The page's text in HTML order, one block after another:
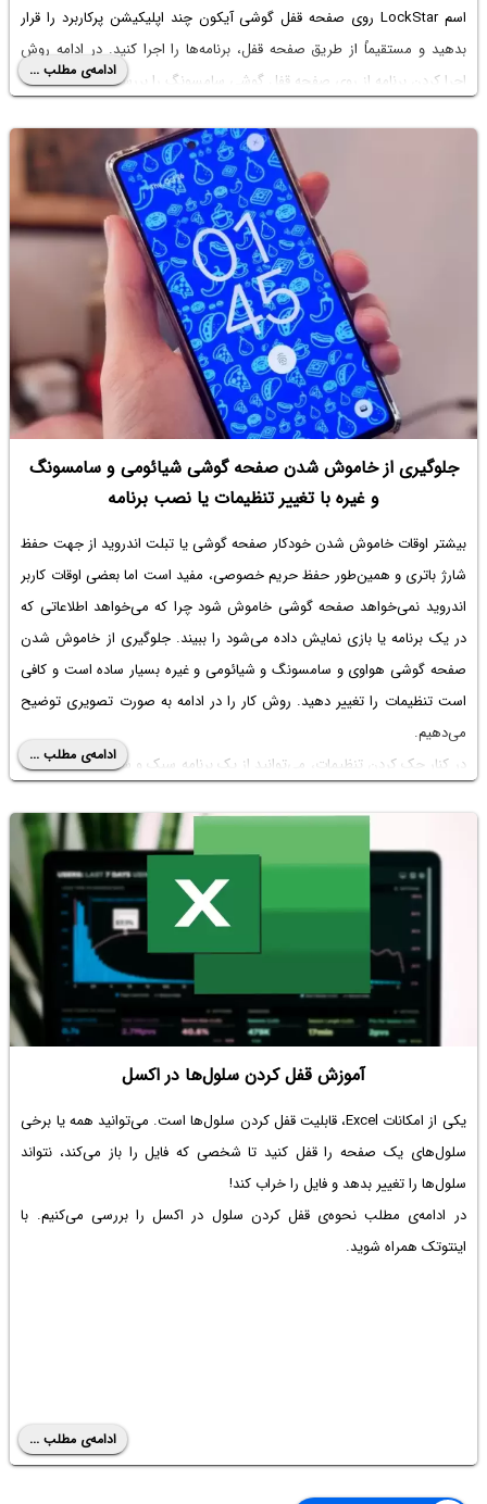
اسم LockStar روی صفحه قفل گوشی آیکون چند اپلیکیشن پرکاربرد را قرار
بدهید و مستقیماً از طریق صفحه قفل، برنامه‌ها را اجرا کنید. در ادامه روش
اجرا کردن برنامه از روی صفحه قفل گوشی سامسونگ را بررسی می‌کنیم.
ادامه‌ی مطلب ...
جلوگیری از خاموش شدن صفحه گوشی شیائومی و سامسونگ
و غیره با تغییر تنظیمات یا نصب برنامه
بیشتر اوقات خاموش شدن خودکار صفحه گوشی یا تبلت اندروید از جهت حفظ
شارژ باتری و همین‌طور حفظ حریم خصوصی، مفید است اما بعضی اوقات کاربر
اندروید نمی‌خواهد صفحه گوشی خاموش شود چرا که می‌خواهد اطلاعاتی که
در یک برنامه یا بازی نمایش داده می‌شود را ببیند.جلوگیری از خاموش شدن
صفحه گوشی هواوی و سامسونگ و شیائومی و غیره بسیار ساده است و کافی
است تنظیمات را تغییر دهید. روش کار را در ادامه به صورت تصویری توضیح
می‌دهیم.
در کنار چک کردن تنظیمات، می‌توانید از یک برنامه سبک و ساده برایجلوگیری
معرفی این برنامه نیز می‌پردازیم.
ادامه‌ی مطلب ...
آموزش قفل کردن سلول‌ها در اکسل
یکی از امکانات Excel، قابلیت قفل کردن سلول‌ها است. می‌توانید همه یا برخی
سلول‌های یک صفحه را قفل کنید تا شخصی که فایل را باز می‌کند، نتواند
سلول‌ها را تغییر بدهد و فایل را خراب کند!
در ادامه‌ی مطلب نحوه‌ی قفل کردن سلول در اکسل را بررسی می‌کنیم. با
اینتوتک همراه شوید.
ادامه‌ی مطلب ...